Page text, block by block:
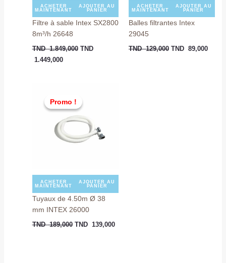
ACHETER
MAINTENANT
AJOUTER AU
PANIER
Filtre à sable Intex SX2800
8m³/h 26648
TND1.849,000 TND
1.449,000
ACHETER
MAINTENANT
AJOUTER AU
PANIER
Balles filtrantes Intex
29045
TND129,000 TND 89,000
Promo !
Promo !
ACHETER
MAINTENANT
AJOUTER AU
PANIER
Tuyaux de 4.50m Ø 38
mm INTEX 26000
TND189,000
initial
était :
TND
189,000.
TND 139,000